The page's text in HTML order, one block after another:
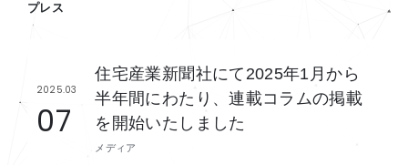
プレス
2025.03
07
住宅産業新聞社にて2025年1月から
半年間にわたり、連載コラムの掲載
を開始いたしました
メディア